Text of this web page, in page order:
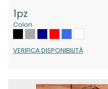
1pz
Colori
VERIFICA DISPONIBILITÀ